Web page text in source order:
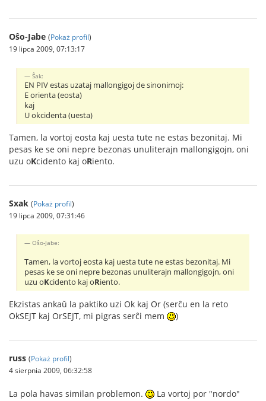
Oŝo-Jabe (Pokaż profil)
19 lipca 2009, 07:13:17
Ŝak:
EN PIV estas uzataj mallongigoj de sinonimoj:
E orienta (eosta)
kaj
U okcidenta (uesta)
Tamen, la vortoj eosta kaj uesta tute ne estas bezonitaj. Mi
pesas ke se oni nepre bezonas unuliterajn mallongigojn, oni
uzu oKcidento kaj oRiento.
Sxak (Pokaż profil)
19 lipca 2009, 07:31:46
Oŝo-Jabe:
Tamen, la vortoj eosta kaj uesta tute ne estas bezonitaj. Mi
pesas ke se oni nepre bezonas unuliterajn mallongigojn, oni
uzu oKcidento kaj oRiento.
Ekzistas ankaŭ la paktiko uzi Ok kaj Or (serĉu en la reto
OkSEJT kaj OrSEJT, mi pigras serĉi mem
)
russ (Pokaż profil)
4 sierpnia 2009, 06:32:58
La pola havas similan problemon.
La vortoj por "nordo"